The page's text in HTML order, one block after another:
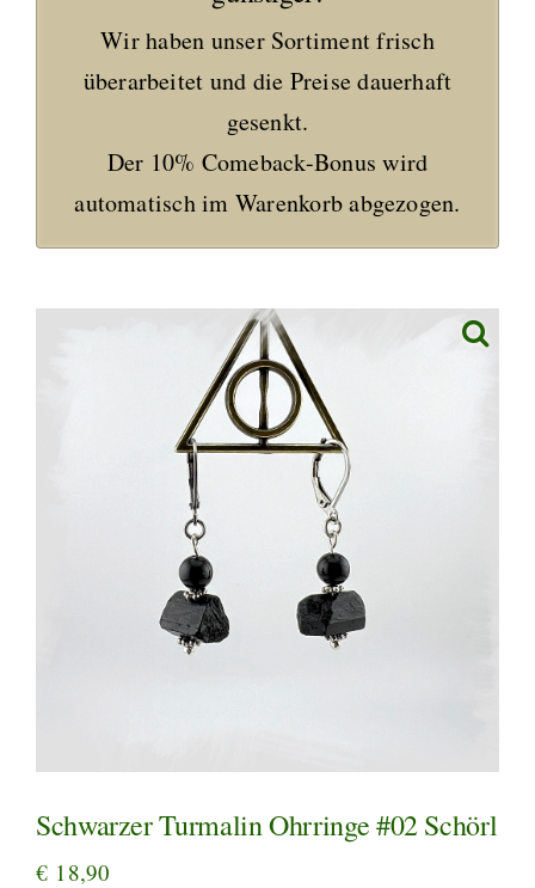
Wir haben unser Sortiment frisch
überarbeitet und die Preise dauerhaft
gesenkt.
Der 10% Comeback-Bonus wird
automatisch im Warenkorb abgezogen.
Schwarzer Turmalin Ohrringe #02 Schörl
€ 18,90